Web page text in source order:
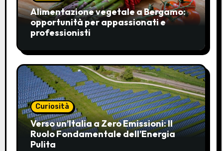
Alimentazione vegetale a Bergamo:
opportunità per appassionati e
professionisti
Curiosità
Verso un’Italia a Zero Emissioni: Il
Ruolo Fondamentale dell’Energia
Pulita